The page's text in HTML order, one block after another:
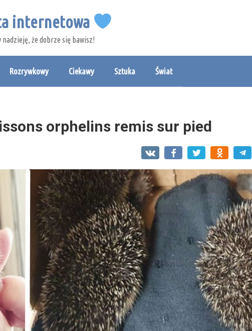
internetowa
że dobrze się bawisz!
Rozrywkowy Ciekawy Sztuka Świat
orphelins remis sur pied